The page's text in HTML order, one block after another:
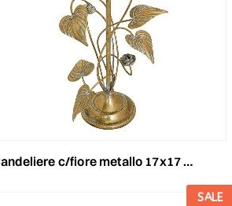
candeliere c/fiore metallo 17x17 cm h.33 cm -euganea- oro
SALE